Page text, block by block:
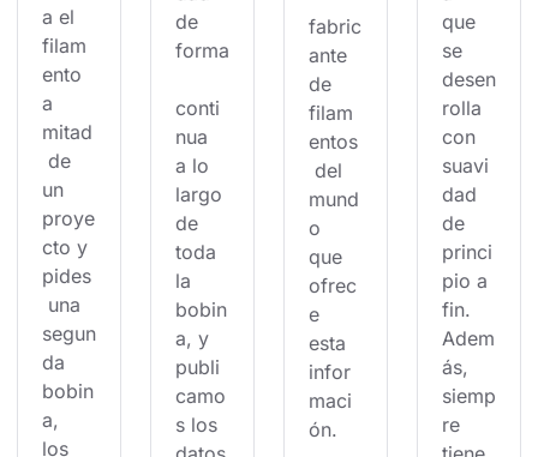
a el
filam
ento
a
mitad
de
un
proye
cto y
pides
una
segun
da
bobin
a,
los
de
forma
conti
nua
a lo
largo
de
toda
la
bobin
a, y
publi
camo
s los
fabric
ante
de
filam
entos
del
mund
o
que
ofrec
e
esta
infor
maci
ón.
que
se
desen
rolla
con
suavi
dad
de
princi
pio a
fin.
Adem
ás,
siemp
re